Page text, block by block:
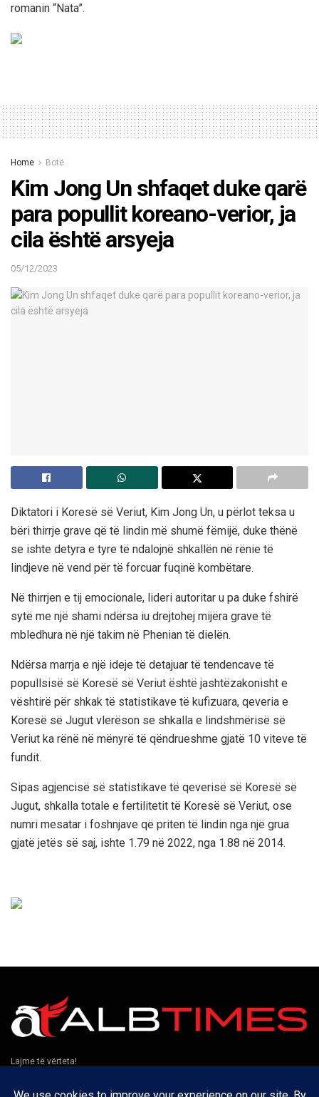
romanin “Nata”.
Home Botë
Kim Jong Un shfaqet duke qarë
para popullit koreano-verior, ja
cila është arsyeja
05/12/2023
Diktatori i Koresë së Veriut, Kim Jong Un, u përlot teksa u
bëri thirrje grave që të lindin më shumë fëmijë, duke thënë
se ishte detyra e tyre të ndalojnë shkallën në rënie të
lindjeve në vend për të forcuar fuqinë kombëtare.
Në thirrjen e tij emocionale, lideri autoritar u pa duke fshirë
sytë me një shami ndërsa iu drejtohej mijëra grave të
mbledhura në një takim në Phenian të dielën.
Ndërsa marrja e një ideje të detajuar të tendencave të
popullsisë së Koresë së Veriut është jashtëzakonisht e
vështirë për shkak të statistikave të kufizuara, qeveria e
Koresë së Jugut vlerëson se shkalla e lindshmërisë së
Veriut ka rënë në mënyrë të qëndrueshme gjatë 10 viteve të
fundit.
Sipas agjencisë së statistikave të qeverisë së Koresë së
Jugut, shkalla totale e fertilitetit të Koresë së Veriut, ose
numri mesatar i foshnjave që priten të lindin nga një grua
gjatë jetës së saj, ishte 1.79 në 2022, nga 1.88 në 2014.
Lajme të vërteta!
Të tjera